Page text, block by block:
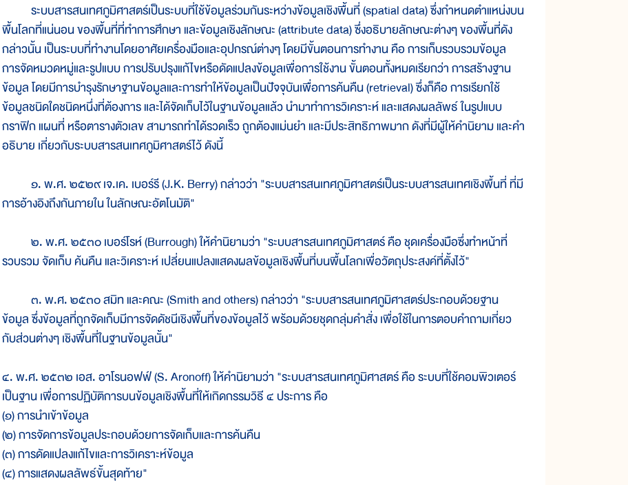
ระบบสารสนเทศภูมิศาสตร์เป็นระบบที่ใช้ข้อมูลร่วมกันระหว่างข้อมูลเชิงพื้นที่ (spatial data) ซึ่งกำหนดตำแหน่งบน
พื้นโลกที่แน่นอน ของพื้นที่ที่ทำการศึกษา และข้อมูลเชิงลักษณะ (attribute data) ซึ่งอธิบายลักษณะต่างๆ ของพื้นที่ดัง
กล่าวนั้น เป็นระบบที่ทำงานโดยอาศัยเครื่องมือและอุปกรณ์ต่างๆ โดยมีขั้นตอนการทำงาน คือ การเก็บรวบรวมข้อมูล
การจัดหมวดหมู่และรูปแบบ การปรับปรุงแก้ไขหรือดัดแปลงข้อมูลเพื่อการใช้งาน ขั้นตอนทั้งหมดเรียกว่า การสร้างฐาน
ข้อมูล โดยมีการบำรุงรักษาฐานข้อมูลและการทำให้ข้อมูลเป็นปัจจุบันเพื่อการค้นคืน (retrieval) ซึ่งก็คือ การเรียกใช้
ข้อมูลชนิดใดชนิดหนึ่งที่ต้องการ และได้จัดเก็บไว้ในฐานข้อมูลแล้ว นำมาทำการวิเคราะห์ และแสดงผลลัพธ์ ในรูปแบบ
กราฟิก แผนที่ หรือตารางตัวเลข สามารถทำได้รวดเร็ว ถูกต้องแม่นยำ และมีประสิทธิภาพมาก ดังที่มีผู้ให้คำนิยาม และคำ
อธิบาย เกี่ยวกับระบบสารสนเทศภูมิศาสตร์ไว้ ดังนี้
๑. พ.ศ. ๒๕๒๙ เจ.เค. เบอร์รี (J.K. Berry) กล่าวว่า "ระบบสารสนเทศภูมิศาสตร์เป็นระบบสารสนเทศเชิงพื้นที่ ที่มี
การอ้างอิงถึงกันภายใน ในลักษณะอัตโนมัติ"
๒. พ.ศ. ๒๕๓๐ เบอร์โรห์ (Burrough) ให้คำนิยามว่า "ระบบสารสนเทศภูมิศาสตร์ คือ ชุดเครื่องมือซึ่งทำหน้าที่
รวบรวม จัดเก็บ ค้นคืน และวิเคราะห์ เปลี่ยนแปลงแสดงผลข้อมูลเชิงพื้นที่บนพื้นโลกเพื่อวัตถุประสงค์ที่ตั้งไว้"
๓. พ.ศ. ๒๕๓๐ สมิท และคณะ (Smith and others) กล่าวว่า "ระบบสารสนเทศภูมิศาสตร์ประกอบด้วยฐาน
ข้อมูล ซึ่งข้อมูลที่ถูกจัดเก็บมีการจัดดัชนีเชิงพื้นที่ของข้อมูลไว้ พร้อมด้วยชุดกลุ่มคำสั่ง เพื่อใช้ในการตอบคำถามเกี่ยว
กับส่วนต่างๆ เชิงพื้นที่ในฐานข้อมูลนั้น"
๔. พ.ศ. ๒๕๓๒ เอส. อาโรนอฟฟ์ (S. Aronoff) ให้คำนิยามว่า "ระบบสารสนเทศภูมิศาสตร์ คือ ระบบที่ใช้คอมพิวเตอร์
เป็นฐาน เพื่อการปฏิบัติการบนข้อมูลเชิงพื้นที่ให้เกิดกรรมวิธี ๔ ประการ คือ
(๑) การนำเข้าข้อมูล
(๒) การจัดการข้อมูลประกอบด้วยการจัดเก็บและการค้นคืน
(๓) การดัดแปลงแก้ไขและการวิเคราะห์ข้อมูล
(๔) การแสดงผลลัพธ์ขั้นสุดท้าย"